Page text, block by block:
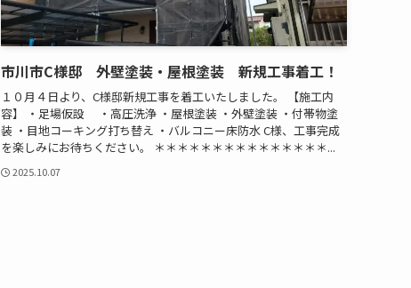
市川市C様邸 外壁塗装・屋根塗装 新規工事着工！
１０月４日より、C様邸新規工事を着工いたしました。 【施工内
容】 ・足場仮設 ・高圧洗浄 ・屋根塗装 ・外壁塗装 ・付帯物塗
装 ・目地コーキング打ち替え ・バルコニー床防水 C様、工事完成
を楽しみにお待ちください。 ＊＊＊＊＊＊＊＊＊＊＊＊＊＊＊...
2025.10.07